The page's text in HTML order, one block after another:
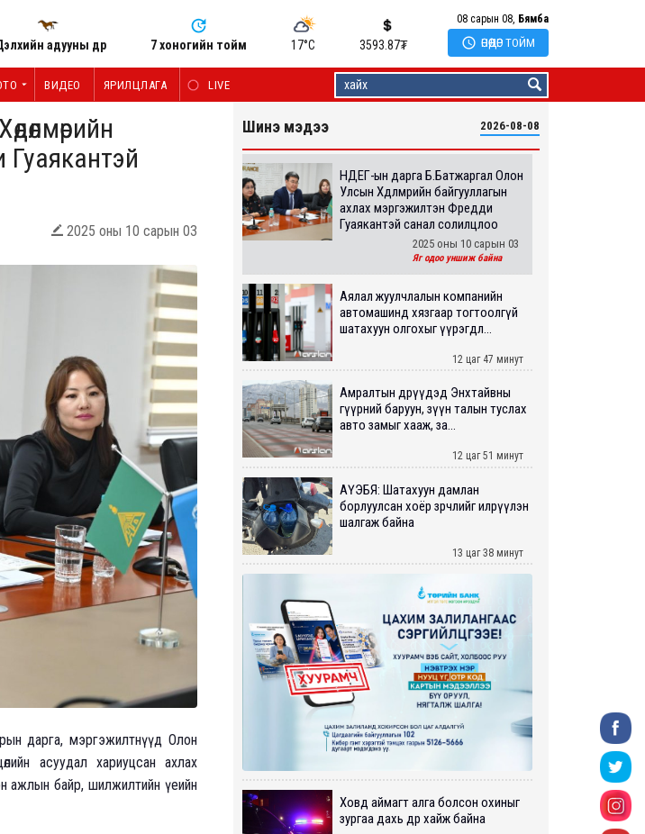
адууны өдөр 7 хоногийн тойм 17°C 3593.87₮
08 сарын 08, Бямба
 ӨНӨӨДӨР ТОЙМ
ВИДЕО ЯРИЛЦЛАГА LIVE
 2025 оны 10 сарын 03
дарга, мэргэжилтнүүд Олон
асуудал хариуцсан ахлах
ажлын байр, шилжилтийн үеийн
Шинэ мэдээ 2026-08-08
НДЕГ-ын дарга Б.Батжаргал Олон
Улсын Хөдөлмөрийн байгууллагын
ахлах мэргэжилтэн Фредди
Гуаякантэй санал солилцлоо
2025 оны 10 сарын 03
Яг одоо уншиж байна
Аялал жуулчлалын компанийн
автомашинд хязгаар тогтоолгүй
шатахуун олгохыг үүрэгдл...
12 цаг 47 минут
Амралтын өдрүүдэд Энхтайвны
гүүрний баруун, зүүн талын туслах
авто замыг хааж, за...
12 цаг 51 минут
АҮЭБЯ: Шатахуун дамлан
борлуулсан хоёр зөрчлийг илрүүлэн
шалгаж байна
13 цаг 38 минут
Ховд аймагт алга болсон охиныг
зургаа дахь өдрөө хайж байна